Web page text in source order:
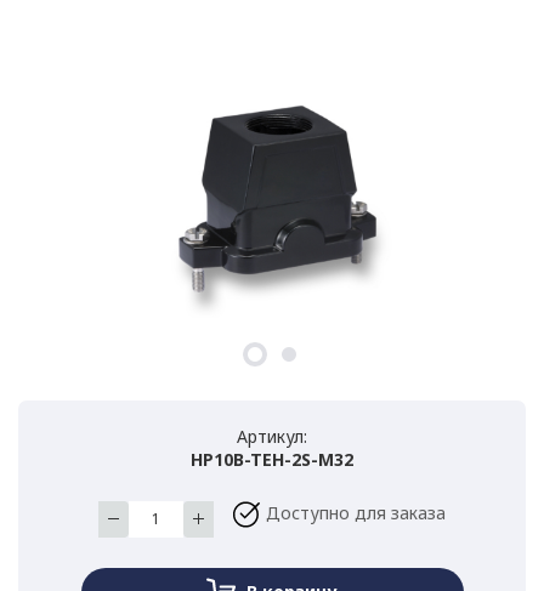
Артикул:
HP10B-TEH-2S-M32
Доступно для заказа